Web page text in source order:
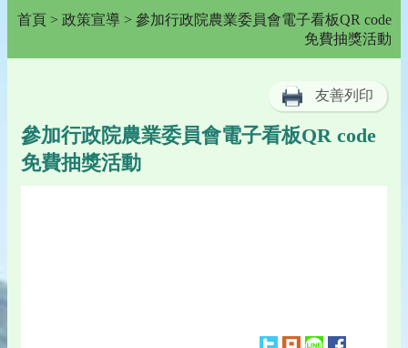
塊首頁 > 政策宣導 > 參加行政院農業委員會電子看板QR code
免費抽獎活動
友善列印
參加行政院農業委員會電子看板QR code
免費抽獎活動